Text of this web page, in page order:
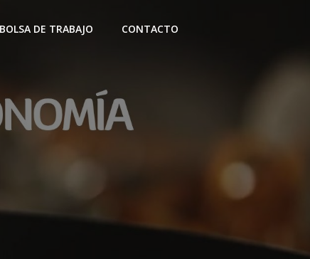
BOLSA DE TRABAJO CONTACTO